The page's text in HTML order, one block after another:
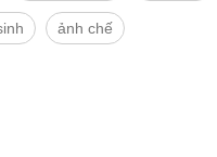
ảnh chế